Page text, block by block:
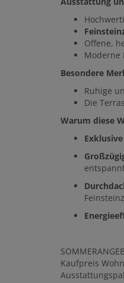
Offene,
Moderne
Besondere
Ruhige
Die
Warum diese
Exklusive
Kaufpreis